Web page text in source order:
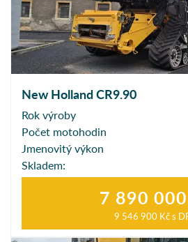
New Holland CR9.90
Rok výroby
Počet motohodin
Jmenovitý výkon
Skladem:
7 890
9 546 900 Kčs